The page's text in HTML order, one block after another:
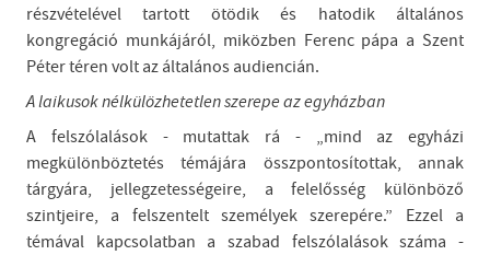
részvételével tartott ötödik és hatodik általános
kongregáció munkájáról, miközben Ferenc pápa a Szent
Péter téren volt az általános audiencián.
A laikusok nélkülözhetetlen szerepe az egyházban
A felszólalások - mutattak rá - „mind az egyházi
megkülönböztetés témájára összpontosítottak, annak
tárgyára, jellegzetességeire, a felelősség különböző
szintjeire, a felszentelt személyek szerepére.” Ezzel a
témával kapcsolatban a szabad felszólalások száma -